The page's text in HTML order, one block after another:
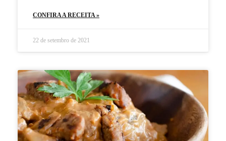
CONFIRA A RECEITA »
22 de setembro de 2021